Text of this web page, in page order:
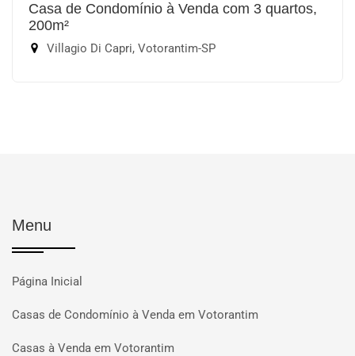
Casa de Condomínio à Venda com 3 quartos,
200m²
Villagio Di Capri, Votorantim-SP
Menu
Página Inicial
Casas de Condomínio à Venda em Votorantim
Casas à Venda em Votorantim